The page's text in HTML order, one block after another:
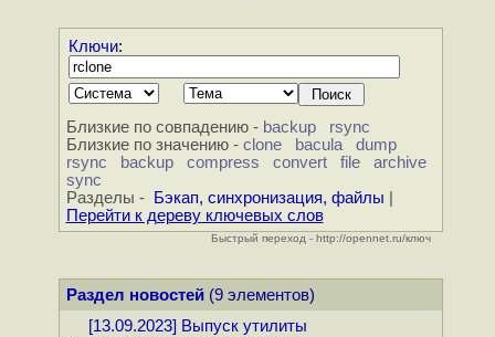
Ключи:
Близкие по совпадению - backup
rsync
Близкие по значению - clone bacula
dump
rsync
backup compress convert file
archive
sync
Разделы -
Бэкап, синхронизация, файлы
Перейти к дереву ключевых слов
Быстрый переход - http://opennet.ru/ключ
Раздел новостей(9 элементов)
[13.09.2023] Выпуск утилиты